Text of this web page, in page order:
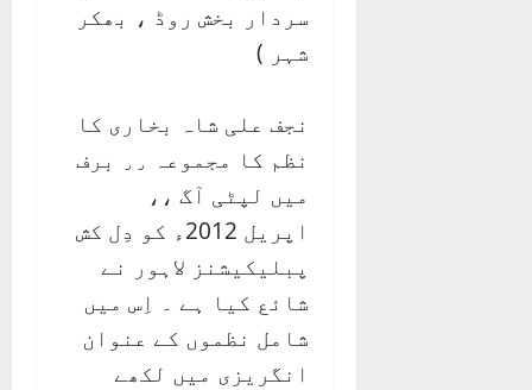
سردار بخش روڈ ، بھکر
شہر )
نجف علی شاہ بخاری کا
نظم کا مجموعہ ٫٫ برف
میں لپٹی آگ ،،
اپریل 2012ء کو دِل کش
پبلیکیشنز لاہور نے
شائع کیا ہے ۔ اِس میں
شامل نظموں کے عنوان
انگریزی میں لکھے